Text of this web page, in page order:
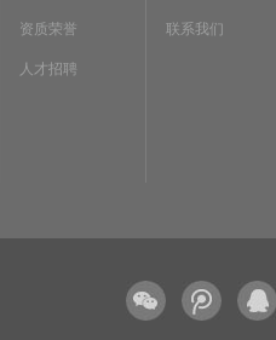
资质荣誉
人才招聘
联系我们